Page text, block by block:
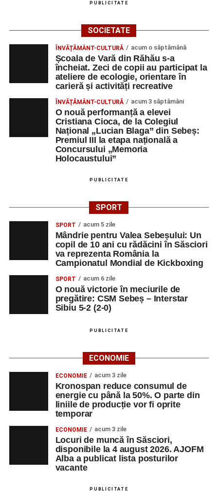
PUBLICITATE
SOCIETATE
ÎNVĂȚĂMÂNT-CULTURĂ acum o săptămână
Școala de Vară din Răhău s-a
încheiat. Zeci de copii au participat la
ateliere de ecologie, orientare în
carieră și activități recreative
ÎNVĂȚĂMÂNT-CULTURĂ acum 3 săptămâni
O nouă performanță a elevei
Cristiana Cioca, de la Colegiul
Național „Lucian Blaga” din Sebeș:
Premiul III la etapa națională a
Concursului „Memoria
Holocaustului”
PUBLICITATE
SPORT
SPORT acum 5 zile
Mândrie pentru Valea Sebeșului: Un
copil de 10 ani cu rădăcini în Săsciori
va reprezenta România la
Campionatul Mondial de Kickboxing
SPORT acum 6 zile
O nouă victorie în meciurile de
pregătire: CSM Sebeș – Interstar
Sibiu 5-2 (2-0)
PUBLICITATE
ECONOMIE
ECONOMIE acum 3 zile
Kronospan reduce consumul de
energie cu până la 50%. O parte din
liniile de producție vor fi oprite
temporar
ECONOMIE acum 3 zile
Locuri de muncă în Săsciori,
disponibile la 4 august 2026. AJOFM
Alba a publicat lista posturilor
vacante
PUBLICITATE